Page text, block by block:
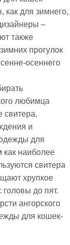
как для зимнего,
–
также
прогулок
осеннего
любимца
свитера,
и
для
наиболее
свитера
хрупкое
головы до пят.
ангорского
для кошек-